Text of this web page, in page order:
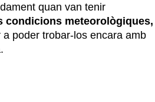
quan van tenir
condicions meteorològiques,
a poder trobar-los encara amb